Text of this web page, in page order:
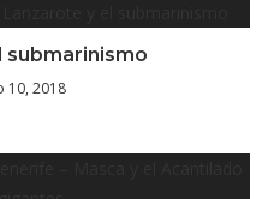
submarinismo
10, 2018